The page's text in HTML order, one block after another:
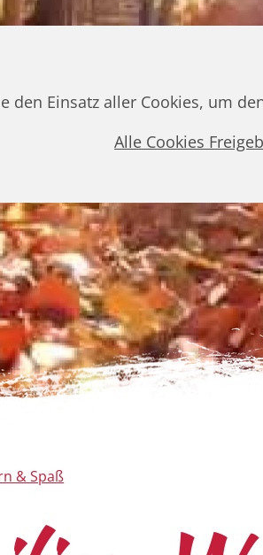
den Einsatz aller Cookies, um
Alle Cookies
& Spaß